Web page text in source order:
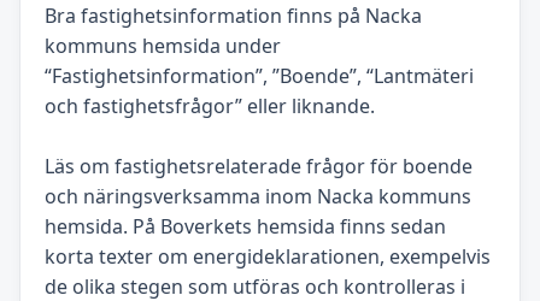
Bra fastighetsinformation finns på Nacka
kommuns hemsida under
“Fastighetsinformation”, ”Boende”, “Lantmäteri
och fastighetsfrågor” eller liknande.
Läs om fastighetsrelaterade frågor för boende
och näringsverksamma inom Nacka kommuns
hemsida. På Boverkets hemsida finns sedan
korta texter om energideklarationen, exempelvis
de olika stegen som utföras och kontrolleras i